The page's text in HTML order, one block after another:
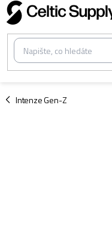
Přejít
na
obsah
Intenze Gen-Z
/